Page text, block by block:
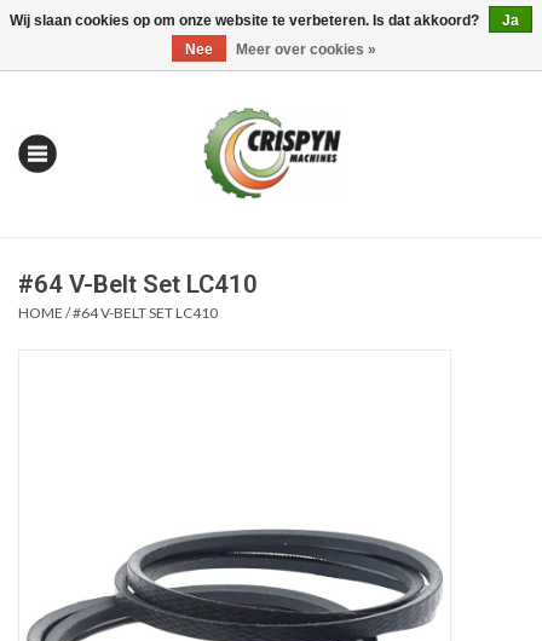
0 Artikelen - €0,00 Mijn account / Registreren
Alles om te Frezen |
#64 V-Belt Set LC410
HOME /#64 V-BELT SET LC410
Wij slaan cookies op om onze website te verbeteren. Is dat akkoord?
Ja
Nee
Meer over cookies »